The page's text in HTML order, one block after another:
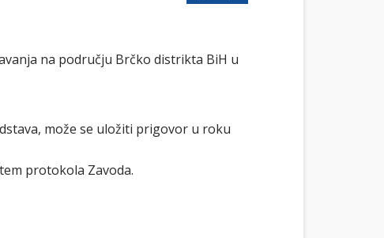
na području Brčko distrikta BiH u
može se uložiti prigovor u roku
protokola Zavoda.